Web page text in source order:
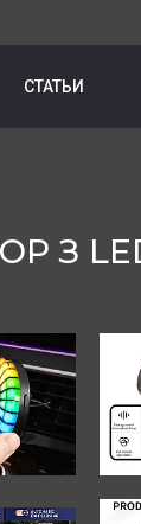
СТАТЬИ